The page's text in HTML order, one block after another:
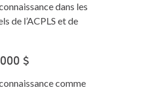
dans les
de l’ACPLS et de
$
comme